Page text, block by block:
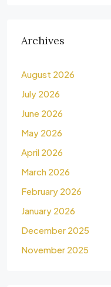
Archives
August 2026
July 2026
June 2026
May 2026
April 2026
March 2026
February 2026
January 2026
December 2025
November 2025